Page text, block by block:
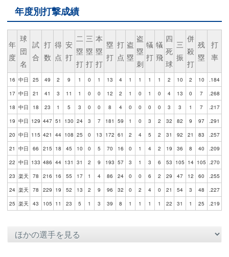
年度別打撃成績
年
度
球
団
名
試
合
打
数
得
点
安
打
二
塁
打
三
塁
打
本
塁
打
塁
打
打
点
盗
塁
盗
塁
刺
犠
打
犠
飛
四
死
球
三
振
併
殺
打
残
塁
打
率
16 中日 25 49 2 9 1 0 1 13 4 1 1 1 1 2 10 2 10
.184
17 中日 21 41 3 11 1 0 0 12 2 1 0 1 0 4 13 0 7
.268
18 中日 18 23 1 5 3 0 0 8 4 0 0 0 0 3 3 1 7
.217
19 中日 129 447 51 130 24 3 7 181 59 1 0 3 2 32 82 9 97
.291
20 中日 115 421 44 108 25 0 13 172 61 2 4 5 2 31 92 21 83
.257
21 中日 66 215 18 45 10 0 5 70 16 0 1 4 2 19 36 8 40
.209
22 中日 133 486 44 131 31 2 9 193 57 3 1 3 6 53 105 14 105 .270
23 楽天 78 216 16 55 17 1 4 86 24 0 0 6 2 29 47 12 60
.255
24 楽天 78 229 19 52 13 2 9 96 32 0 2 4 0 21 54 3 48
.227
25 楽天 43 105 11 23 5 1 3 39 8 1 1 1 1 22 31 1 25 .219